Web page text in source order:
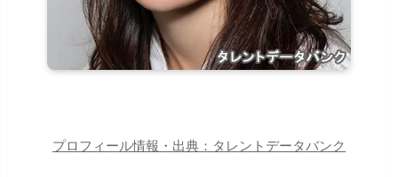
プロフィール情報・出典：タレントデータバンク